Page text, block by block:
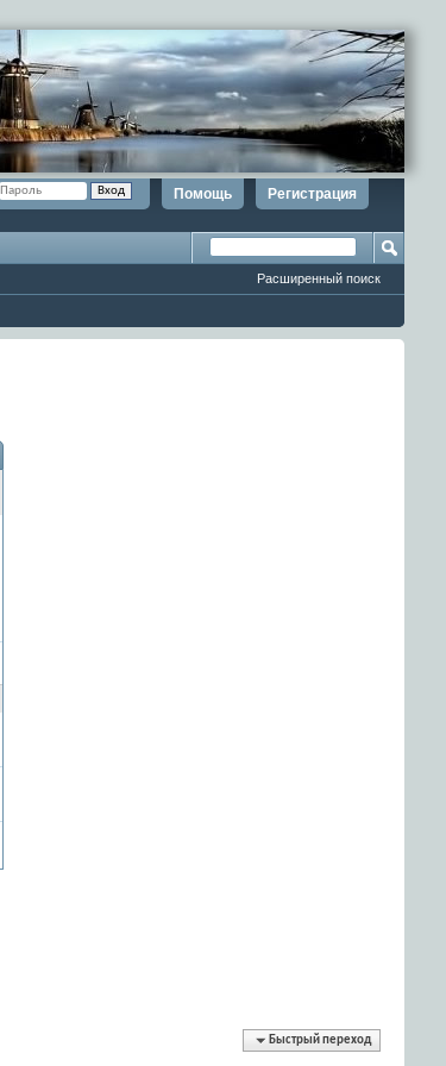
Регистрация
Помощь
Расширенный поиск
Быстрый переход